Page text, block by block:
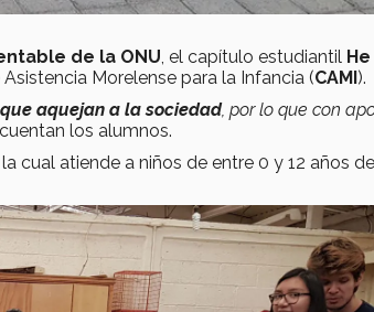
de la ONU, el capítulo estudiantil
Morelense para la Infancia (CAMI).
aquejan a la sociedad, por lo que con
cuentan los alumnos.
la cual atiende a niños de entre 0 y 12 años